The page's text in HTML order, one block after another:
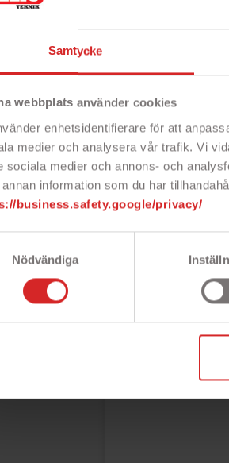
Samtycke
webbplats använder cookies
enhetsidentifierare för att
medier och analysera vår trafik. Vi
sociala medier och annons- och
annan information som du har
business.safety.google/privacy/
Nödvändiga
för 2 skärmar NO
Kompakt
alla märken av
- Dockningsstation
- Kompakt design
- Totalt 10 olika
Pris